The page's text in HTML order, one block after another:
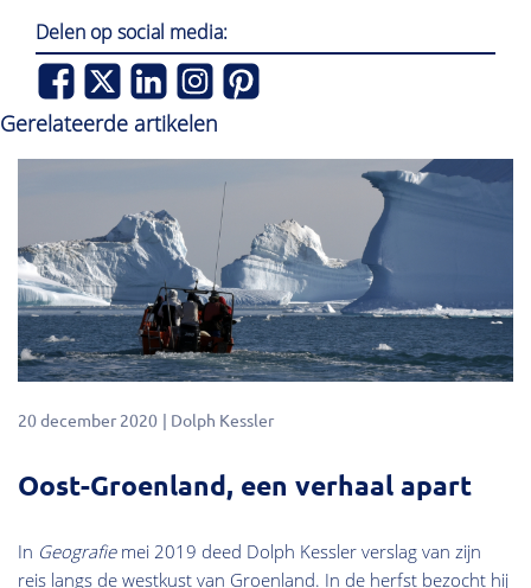
Delen op social media:
Gerelateerde artikelen
20 december 2020 Dolph Kessler
Oost-Groenland, een verhaal apart
In Geografiemei 2019 deed Dolph Kessler verslag van zijn
reis langs de westkust van Groenland. In de herfst bezocht hij